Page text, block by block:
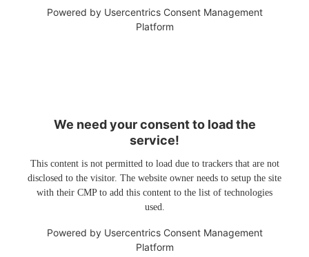
Powered by Usercentrics Consent Management
Platform
We need your consent to load the
service!
This content is not permitted to load due to trackers that are not
disclosed to the visitor. The website owner needs to setup the site
with their CMP to add this content to the list of technologies
used.
Powered by Usercentrics Consent Management
Platform